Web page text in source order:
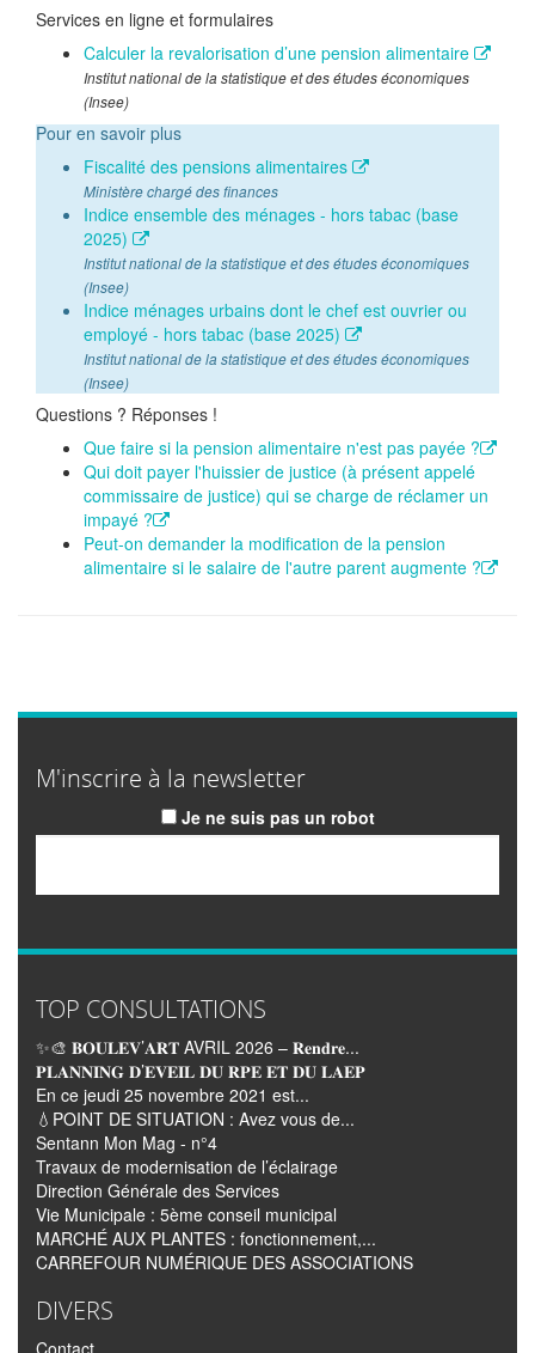
Services en ligne et formulaires
Calculer la revalorisation d’une pension alimentaire
Institut national de la statistique et des études économiques
(Insee)
Pour en savoir plus
Fiscalité des pensions alimentaires
Ministère chargé des finances
Indice ensemble des ménages - hors tabac (base
2025)
Institut national de la statistique et des études économiques
(Insee)
Indice ménages urbains dont le chef est ouvrier ou
employé - hors tabac (base 2025)
Institut national de la statistique et des études économiques
(Insee)
Questions ? Réponses !
Que faire si la pension alimentaire n'est pas payée ?
Qui doit payer l'huissier de justice (à présent appelé
commissaire de justice) qui se charge de réclamer un
impayé ?
Peut-on demander la modification de la pension
alimentaire si le salaire de l'autre parent augmente ?
M'inscrire à la newsletter
Je ne suis pas un robot
TOP CONSULTATIONS
✨🎨 𝐁𝐎𝐔𝐋𝐄𝐕’𝐀𝐑𝐓 AVRIL 2026 – 𝐑𝐞𝐧𝐝𝐫𝐞...
𝐏𝐋𝐀𝐍𝐍𝐈𝐍𝐆 𝐃’𝐄𝐕𝐄𝐈𝐋 𝐃𝐔 𝐑𝐏𝐄 𝐄𝐓 𝐃𝐔 𝐋𝐀𝐄𝐏
En ce jeudi 25 novembre 2021 est...
💧POINT DE SITUATION : Avez vous de...
Sentann Mon Mag - n°4
Travaux de modernisation de l’éclairage
Direction Générale des Services
Vie Municipale : 5ème conseil municipal
MARCHÉ AUX PLANTES : fonctionnement,...
CARREFOUR NUMÉRIQUE DES ASSOCIATIONS
DIVERS
Contact